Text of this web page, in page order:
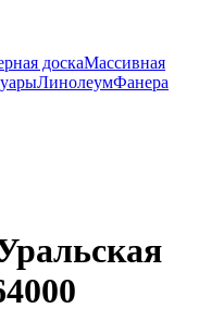
доскаМассивная
ЛинолеумФанера